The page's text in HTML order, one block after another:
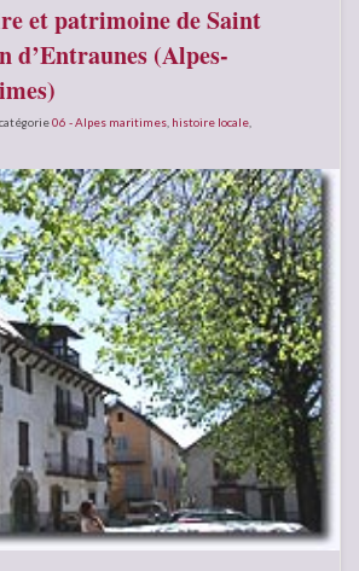
et patrimoine de Saint
d’Entraunes (Alpes-
06 - Alpes maritimes histoire locale